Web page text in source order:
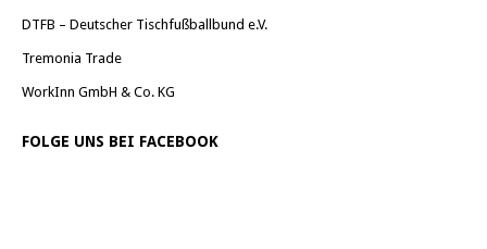
DTFB – Deutscher Tischfußballbund e.V.
Tremonia Trade
WorkInn GmbH & Co. KG
FOLGE UNS BEI FACEBOOK